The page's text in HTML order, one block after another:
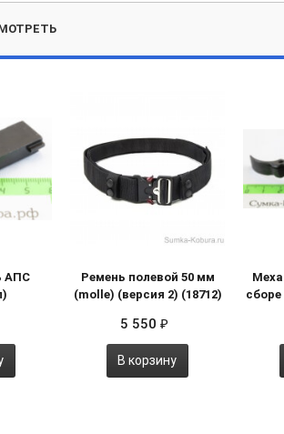
АПС
Ремень полевой 50 мм
(molle) (версия 2) (18712)
5 550 ₽
В корзину